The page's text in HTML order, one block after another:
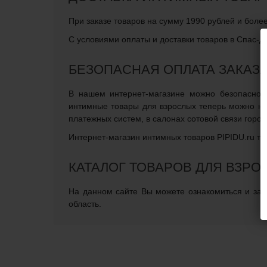
При заказе товаров на сумму 1990 рублей и
С условиями оплаты и доставки товаров в Спас-
БЕЗОПАСНАЯ ОПЛАТА ЗАКАЗА
В нашем интернет-магазине можно безопасно
интимные товары для взрослых теперь можно
платежных систем, в салонах сотовой связи
Интернет-магазин интимных товаров PIPIDU.ru
КАТАЛОГ ТОВАРОВ ДЛЯ
На данном сайте Вы можете ознакомиться и
область.